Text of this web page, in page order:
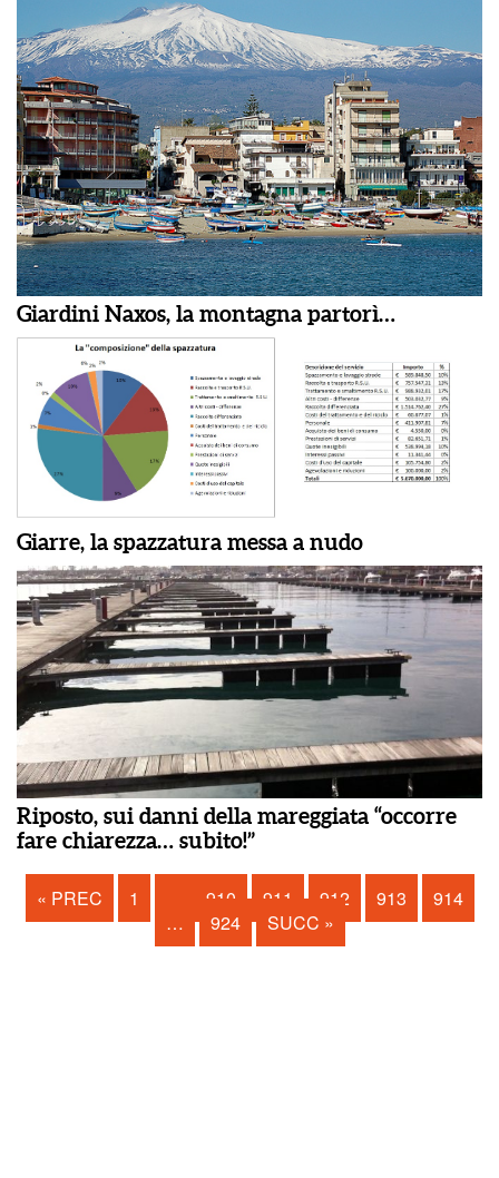
Giardini Naxos, la montagna partorì…
Giarre, la spazzatura messa a nudo
Riposto, sui danni della mareggiata “occorre
fare chiarezza… subito!”
« PREC 1 910 911 912 913
914
…
924 SUCC »